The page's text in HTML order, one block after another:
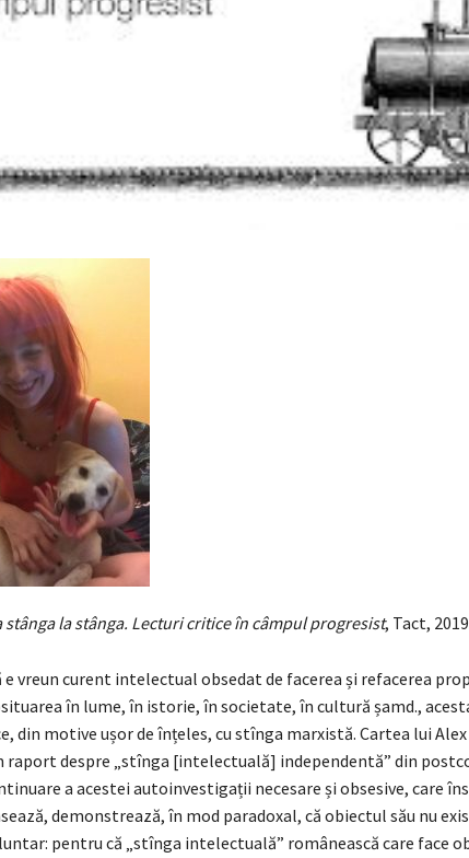
stânga la stânga. Lecturi critice în câmpul progresist, Tact,
e vreun curent intelectual obsedat de facerea și refacerea
în lume, în istorie, în societate, în cultură șamd.,
din motive ușor de înțeles, cu stînga marxistă. Cartea lui
raport despre „stînga [intelectuală] independentă” din
a acestei autoinvestigații necesare și obsesive, care
demonstrează, în mod paradoxal, că obiectul său nu
pentru că „stînga intelectuală” românească care face